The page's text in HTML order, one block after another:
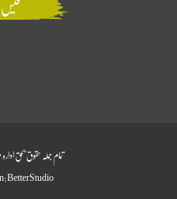
تمام جملہ حقوق بحق
BetterStudio